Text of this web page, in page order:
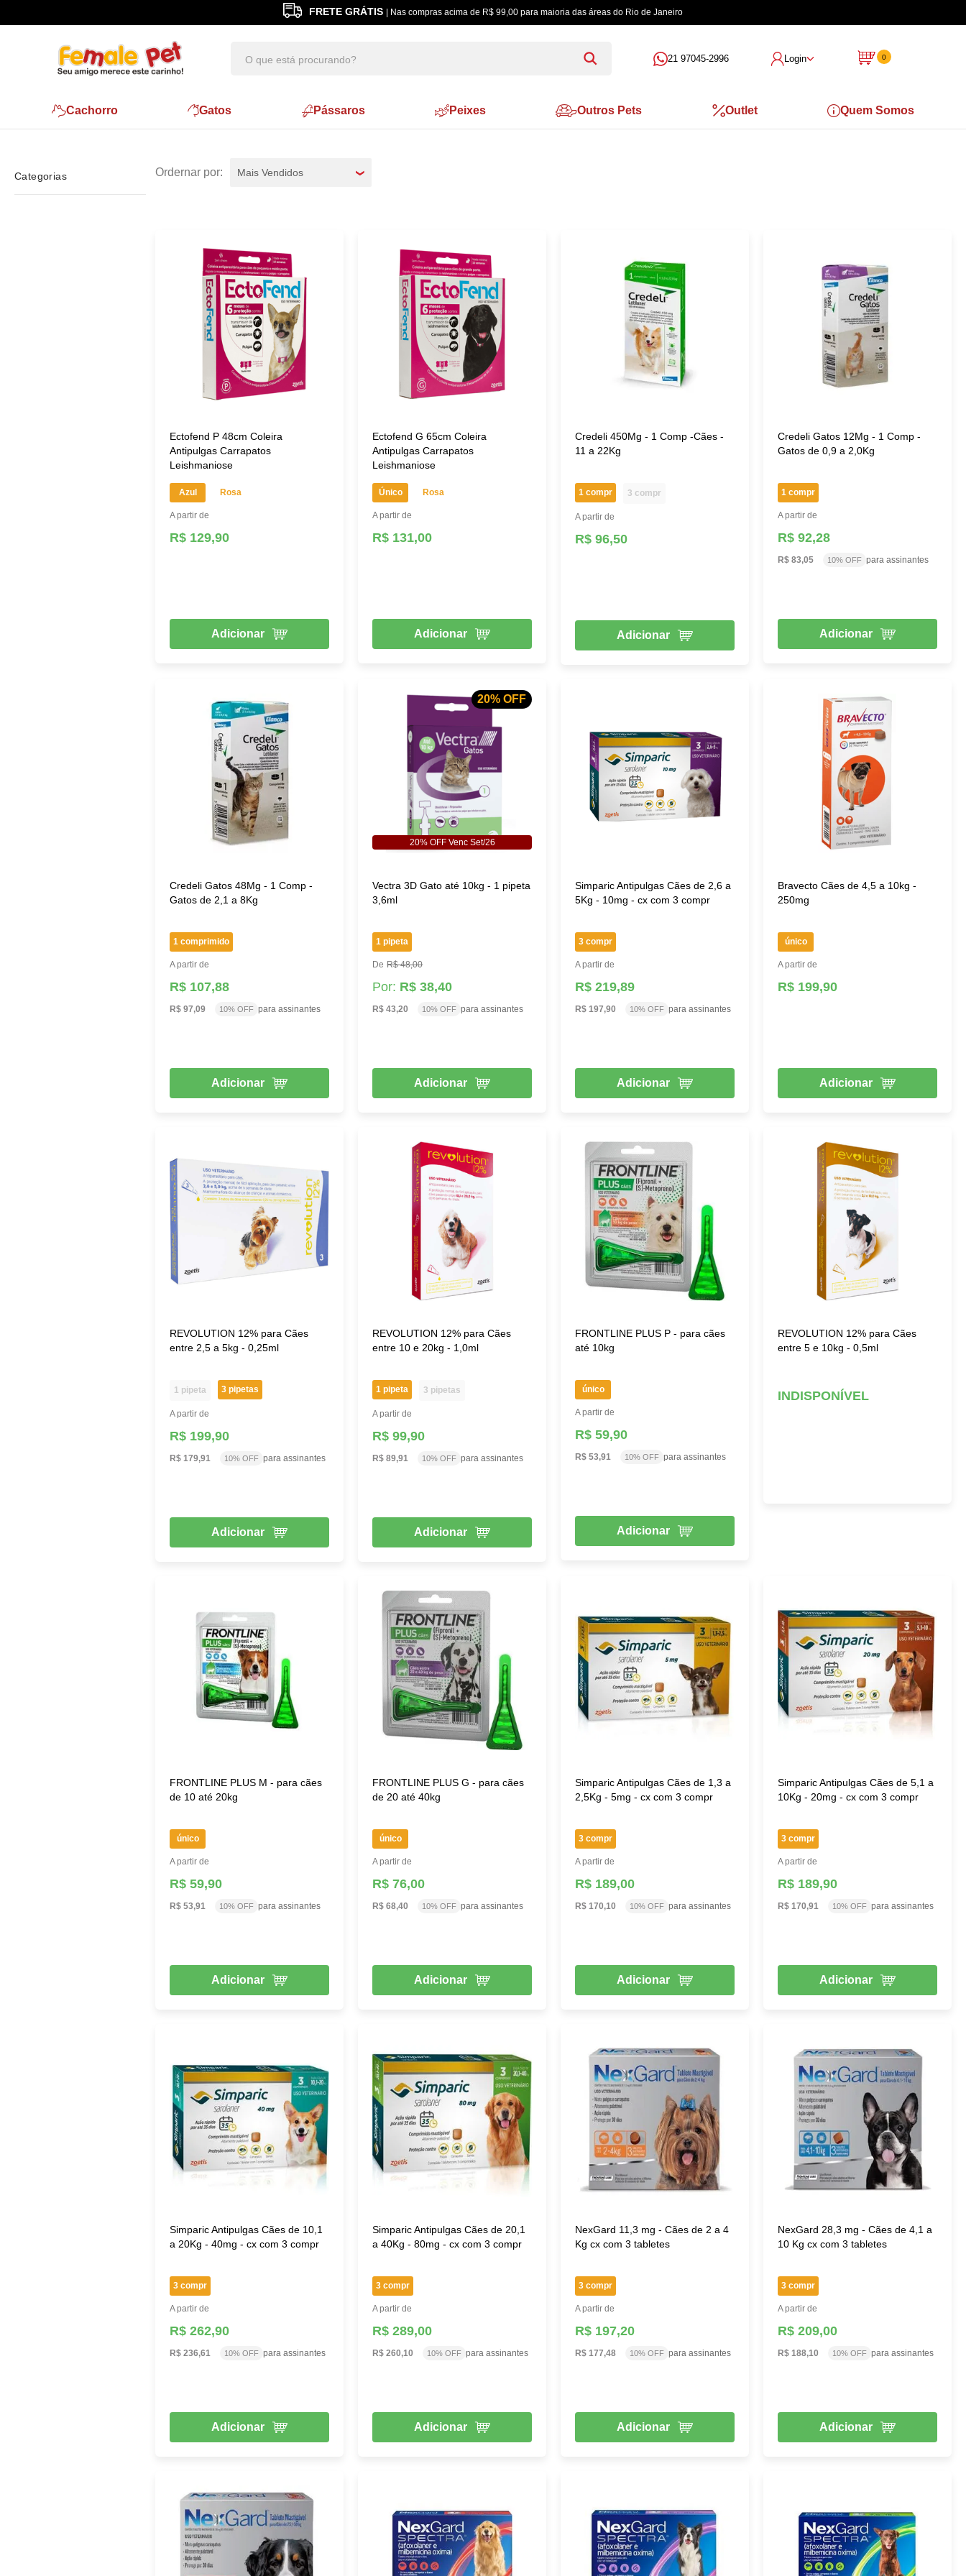
FRETE GRÁTIS | Nas compras acima de R$ 99,00 para maioria das áreas do Rio de Janeiro
21 97045-2996 Login 0
Cachorro Gatos Pássaros Peixes Outros Pets Outlet Quem Somos
Categorias Mais Vendidos
Ectofend P 48cm Coleira
Antipulgas Carrapatos
Leishmaniose
Azul Rosa
A partir de
R$ 129,90
Adicionar
Ectofend G 65cm Coleira
Antipulgas Carrapatos
Leishmaniose
Único Rosa
A partir de
R$ 131,00
Adicionar
Credeli 450Mg - 1 Comp -Cães -
11 a 22Kg
1 compr 3 compr
A partir de
R$ 96,50
Adicionar
Credeli Gatos 12Mg - 1 Comp -
Gatos de 0,9 a 2,0Kg
1 compr
A partir de
R$ 92,28
R$ 83,05 10% OFF para assinantes
Adicionar
Credeli Gatos 48Mg - 1 Comp -
Gatos de 2,1 a 8Kg
1 comprimido
A partir de
R$ 107,88
R$ 97,09 10% OFF para assinantes
Adicionar
20% OFF
20% OFF Venc Set/26
Vectra 3D Gato até 10kg - 1 pipeta
3,6ml
1 pipeta
R$ 48,00
Por: R$ 38,40
R$ 43,20 10% OFF para assinantes
Adicionar
Simparic Antipulgas Cães de 2,6 a
5Kg - 10mg - cx com 3 compr
3 compr
A partir de
R$ 219,89
R$ 197,90 10% OFF para assinantes
Adicionar
Bravecto Cães de 4,5 a 10kg -
250mg
único
A partir de
R$ 199,90
Adicionar
REVOLUTION 12% para Cães
entre 2,5 a 5kg - 0,25ml
1 pipeta 3 pipetas
A partir de
R$ 199,90
R$ 179,91 10% OFF para assinantes
Adicionar
REVOLUTION 12% para Cães
entre 10 e 20kg - 1,0ml
1 pipeta 3 pipetas
A partir de
R$ 99,90
R$ 89,91 10% OFF para assinantes
Adicionar
FRONTLINE PLUS P - para cães
até 10kg
único
A partir de
R$ 59,90
R$ 53,91 10% OFF para assinantes
Adicionar
REVOLUTION 12% para Cães
entre 5 e 10kg - 0,5ml
INDISPONÍVEL
FRONTLINE PLUS M - para cães
de 10 até 20kg
único
A partir de
R$ 59,90
R$ 53,91 10% OFF para assinantes
Adicionar
FRONTLINE PLUS G - para cães
de 20 até 40kg
único
A partir de
R$ 76,00
R$ 68,40 10% OFF para assinantes
Adicionar
Simparic Antipulgas Cães de 1,3 a
2,5Kg - 5mg - cx com 3 compr
3 compr
A partir de
R$ 189,00
R$ 170,10 10% OFF para assinantes
Adicionar
Simparic Antipulgas Cães de 5,1 a
10Kg - 20mg - cx com 3 compr
3 compr
A partir de
R$ 189,90
R$ 170,91 10% OFF para assinantes
Adicionar
Simparic Antipulgas Cães de 10,1
a 20Kg - 40mg - cx com 3 compr
3 compr
A partir de
R$ 262,90
R$ 236,61 10% OFF para assinantes
Adicionar
Simparic Antipulgas Cães de 20,1
a 40Kg - 80mg - cx com 3 compr
3 compr
A partir de
R$ 289,00
R$ 260,10 10% OFF para assinantes
Adicionar
NexGard 11,3 mg - Cães de 2 a 4
Kg cx com 3 tabletes
3 compr
A partir de
R$ 197,20
R$ 177,48 10% OFF para assinantes
Adicionar
NexGard 28,3 mg - Cães de 4,1 a
10 Kg cx com 3 tabletes
3 compr
A partir de
R$ 209,00
R$ 188,10 10% OFF para assinantes
Adicionar